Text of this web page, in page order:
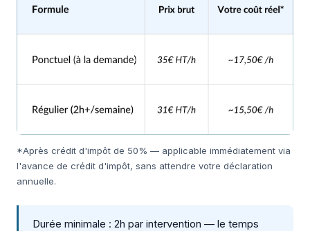
*Après crédit d'impôt de 50% — applicable immédiatement via
l'avance de crédit d'impôt, sans attendre votre déclaration
annuelle.
Durée minimale : 2h par intervention — le temps